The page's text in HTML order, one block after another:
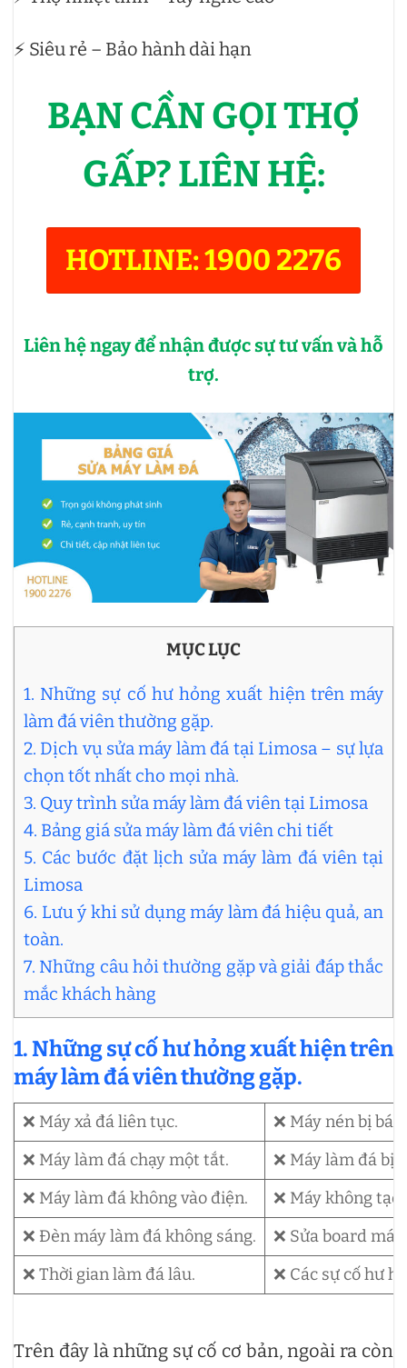
⚡ Siêu rẻ – Bảo hành dài hạn
BẠN CẦN GỌI THỢ
GẤP? LIÊN HỆ:
HOTLINE: 1900 2276
Liên hệ ngay để nhận được sự tư vấn và hỗ
trợ.
MỤC LỤC
1. Những sự cố hư hỏng xuất hiện trên máy
làm đá viên thường gặp.
2. Dịch vụ sửa máy làm đá tại Limosa – sự lựa
chọn tốt nhất cho mọi nhà.
3. Quy trình sửa máy làm đá viên tại Limosa
4. Bảng giá sửa máy làm đá viên chi tiết
5. Các bước đặt lịch sửa máy làm đá viên tại
Limosa
6. Lưu ý khi sử dụng máy làm đá hiệu quả, an
toàn.
7. Những câu hỏi thường gặp và giải đáp thắc
mắc khách hàng
1. Những sự cố hư hỏng xuất hiện trên
máy làm đá viên thường gặp.
❌ Máy xả đá liên tục.
❌ Máy nén bị
❌ Máy làm đá chạy một tắt.
❌ Máy làm đá bị
❌ Máy làm đá không vào điện.
❌ Máy không tạo
❌ Đèn máy làm đá không sáng.
❌ Sửa board
❌ Thời gian làm đá lâu.
❌ Các sự cố hư
Trên đây là những sự cố cơ bản, ngoài ra còn